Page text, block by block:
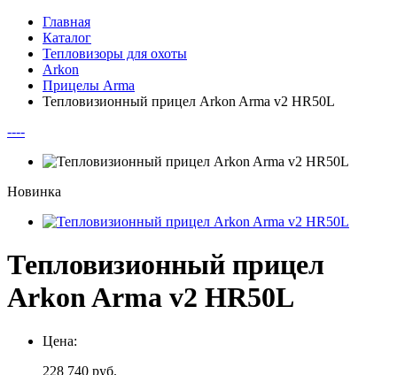
Главная
Каталог
Тепловизоры для охоты
Arkon
Прицелы Arma
Тепловизионный прицел Arkon Arma v2 HR50L
----
Новинка
Тепловизионный прицел
Arkon Arma v2 HR50L
Цена:
228 740 руб.